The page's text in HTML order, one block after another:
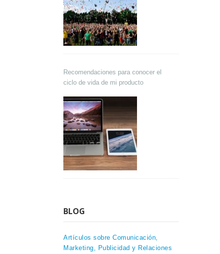
Recomendaciones para conocer el
ciclo de vida de mi producto
BLOG
Artículos sobre Comunicación,
Marketing, Publicidad y Relaciones